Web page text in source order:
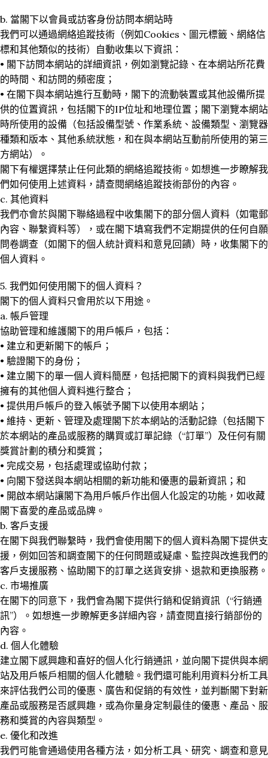
b. 當閣下以會員或訪客身份訪問本網站時
我們可以通過網絡追蹤技術（例如Cookies、圖元標籤、網絡信
標和其他類似的技術）自動收集以下資訊：
• 閣下訪問本網站的詳細資訊，例如瀏覽記錄、在本網站所花費
的時間、和訪問的頻密度；
• 在閣下與本網站進行互動時，閣下的流動裝置或其他設備所提
供的位置資訊，包括閣下的IP位址和地理位置；閣下瀏覽本網站
時所使用的設備（包括設備型號、作業系統、設備類型、瀏覽器
種類和版本、其他系統狀態，和在與本網站互動前所使用的第三
方網站）。
閣下有權選擇禁止任何此類的網絡追蹤技術。如想進一步瞭解我
們如何使用上述資料，請查閱網絡追蹤技術部份的內容。
c. 其他資料
我們亦會於與閣下聯絡過程中收集閣下的部分個人資料（如電郵
內容、聯繫資料等），或在閣下填寫我們不定期提供的任何自願
問卷調查（如閣下的個人統計資料和意見回饋）時，收集閣下的
個人資料。
5. 我們如何使用閣下的個人資料？
閣下的個人資料只會用於以下用途。
a. 帳戶管理
協助管理和維護閣下的用戶帳戶，包括：
• 建立和更新閣下的帳戶；
• 驗證閣下的身份；
• 建立閣下的單一個人資料簡歷，包括把閣下的資料與我們已經
擁有的其他個人資料進行整合；
• 提供用戶帳戶的登入帳號予閣下以使用本網站；
• 維持、更新、管理及處理閣下於本網站的活動記錄（包括閣下
於本網站的產品或服務的購買或訂單記錄（“訂單”）及任何有關
獎賞計劃的積分和獎賞；
• 完成交易，包括處理或協助付款；
• 向閣下發送與本網站相關的新功能和優惠的最新資訊；和
• 開啟本網站讓閣下為用戶帳戶作出個人化設定的功能，如收藏
閣下喜愛的產品或品牌。
b. 客戶支援
在閣下與我們聯繫時，我們會使用閣下的個人資料為閣下提供支
援，例如回答和調查閣下的任何問題或疑慮、監控與改進我們的
客戶支援服務、協助閣下的訂單之送貨安排、退款和更換服務。
c. 市場推廣
在閣下的同意下，我們會為閣下提供行銷和促銷資訊（“行銷通
訊”）。如想進一步瞭解更多詳細內容，請查閱直接行銷部份的
內容。
d. 個人化體驗
建立閣下感興趣和喜好的個人化行銷通訊，並向閣下提供與本網
站及用戶帳戶相關的個人化體驗。我們還可能利用資料分析工具
來評估我們公司的優惠、廣告和促銷的有效性，並判斷閣下對新
產品或服務是否感興趣，或為你量身定制最佳的優惠、產品、服
務和獎賞的內容與類型。
e. 優化和改進
我們可能會通過使用各種方法，如分析工具、研究、調查和意見